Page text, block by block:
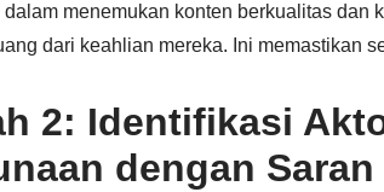
menemukan konten berkualitas dan
dari keahlian mereka. Ini memastikan
2: Identifikasi
dengan Saran